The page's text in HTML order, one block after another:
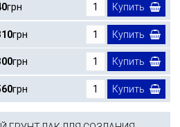
грн Купить
грн Купить
грн Купить
грн Купить